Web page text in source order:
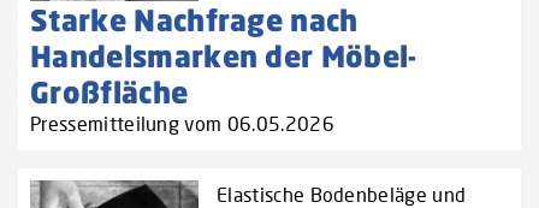
Starke Nachfrage nach
Handelsmarken der Möbel-
Großfläche
Pressemitteilung vom 06.05.2026
Elastische Bodenbeläge und